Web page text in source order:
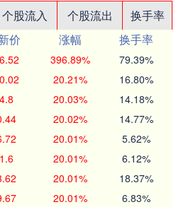
个股流入 个股流出
换手率
价 涨幅
换手率
396.89% 79.39%
20.21% 16.80%
20.03% 14.18%
20.02% 14.77%
20.01% 5.62%
20.01% 6.12%
20.01% 18.37%
20.01% 6.83%